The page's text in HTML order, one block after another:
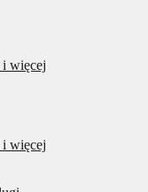
więcej
więcej